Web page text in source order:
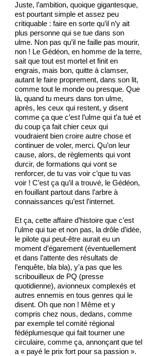
Juste, l’ambition, quoique gigantesque,
est pourtant simple et assez peu
critiquable : faire en sorte qu’il n’y ait
plus personne qui se tue dans son
ulme. Non pas qu’il ne faille pas mourir,
non ! Le Gédéon, en homme de la terre,
sait que tout est mortel et finit en
engrais, mais bon, quitte à clamser,
autant le faire proprement, dans son lit,
comme tout le monde ou presque. Que
là, quand tu meurs dans ton ulme,
après, les ceux qui restent, y disent
comme ça que c’est l’ulme qui t’a tué et
du coup ça fait chier ceux qui
voudraient bien croire autre chose et
continuer de voler, merci. Qu’on leur
cause, alors, de règlements qui vont
durcir, de formations qui vont se
renforcer, de tu vas voir c’que tu vas
voir ! C’est ça qu’il a trouvé, le Gédéon,
en fouillant partout dans l’arbre à
connaissances qu’est l’internet.
Et ça, cette affaire d’histoire que c’est
l’ulme qui tue et non pas, la drôle d’idée,
le pilote qui peut-être aurait eu un
moment d’égarement (éventuellement
et dans l’attente des résultats de
l’enquête, bla bla), y’a pas que les
scribouilleux de PQ (presse
quotidienne), avionneux complexés et
autres ennemis en tous genres qui le
disent. Oh que non ! Même et y
compris chez nous, dedans, comme
par exemple tel comité régional
fédéplumesque qui fait tourner une
circulaire, comme ça, annonçant que tel
a « payé le prix fort pour sa passion ».